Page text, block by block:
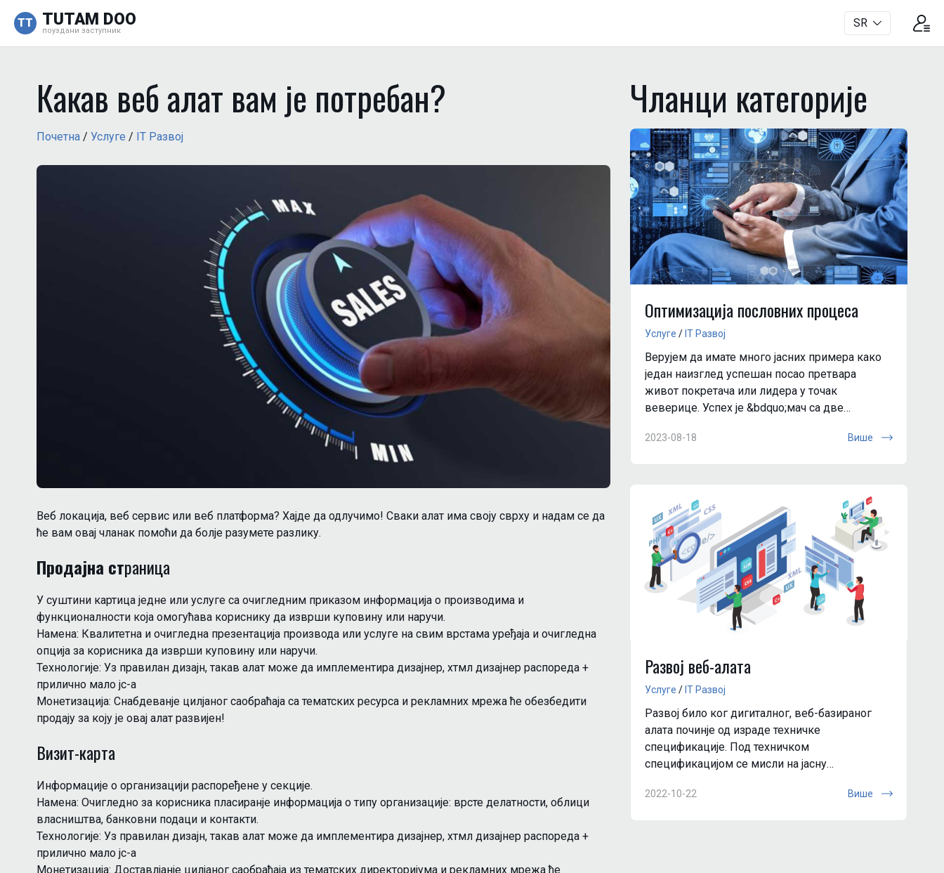
TT TUTAM DOO
поуздани заступник
SR
Какав веб алат вам је потребан?
Почетна / Услуге / IT Развоj
Веб локација, веб сервис или веб платформа? Хајде да одлучимо! Сваки алат има своју сврху и надам се да
ће вам овај чланак помоћи да болjе разумете разлику.
Продајна страница
У суштини картица једне или услуге са очигледним приказом информација о производима и
функционалности која омогућава кориснику да изврши куповину или наручи.
Намена: Квалитетна и очигледна презентација производа или услуге на свим врстама уређаја и очигледна
опција за корисника да изврши куповину или наручи.
Технологије: Уз правилан дизајн, такав алат може да имплементира дизајнер, хтмл дизајнер распореда +
прилично мало јс-а
Монетизација: Снабдеванjе цилjаног саобраћаја са тематских ресурса и рекламних мрежа ће обезбедити
продају за коју је овај алат развијен!
Визит-карта
Информације о организацији распоређене у секције.
Намена: Очигледно за корисника пласиранjе информација о типу организације: врсте делатности, облици
власништва, банковни подаци и контакти.
Технологије: Уз правилан дизајн, такав алат може да имплементира дизајнер, хтмл дизајнер распореда +
прилично мало јс-а
Монетизација: Доставлjанjе цилjаног саобраћаја из тематских директоријума и рекламних мрежа ће
Чланци категориjе
Оптимизација пословних процеса
Услуге / IT Развоj
Верујем да имате много јасних примера како
један наизглед успешан посао претвара
живот покретача или лидера у точак
веверице. Успех је &bdquo;мач са две
поруџбина подразумева оптерећенjе к...
2023-08-18 Више
Развој веб-алата
Услуге / IT Развоj
Развој било ког дигиталног, веб-базираног
алата починjе од израде техничке
спецификације. Под техничком
спецификацијом се мисли на јасну
коначног производа за потрошача.
2022-10-22 Више